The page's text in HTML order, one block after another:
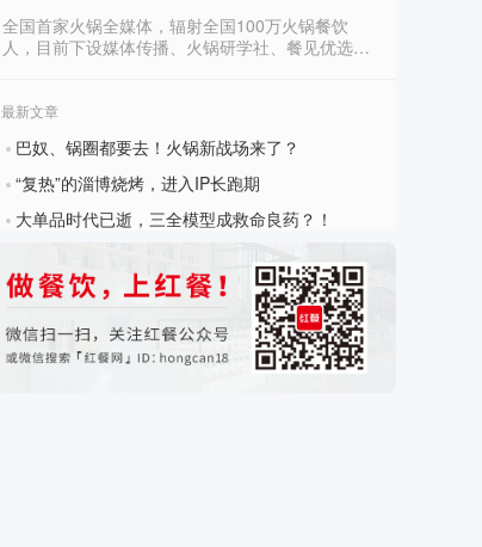
全国首家火锅全媒体，辐射全国100万火锅餐饮
人，目前下设媒体传播、火锅研学社、餐见优选商
最新文章
? 巴奴、锅圈都要去！火锅新战场来了？
? “复热”的淄博烧烤，进入IP长跑期
? 大单品时代已逝，三全模型成救命良药？！